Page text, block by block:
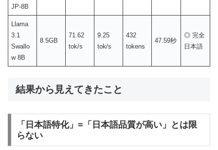
JP-8B
Llama
3.1
Swallo
w 8B
8.5GB
71.62
tok/s
9.25
tok/s
432
tokens
47.59秒
◎ 完全
日本語
結果から見えてきたこと
「日本語特化」=「日本語品質が高い」とは限
らない